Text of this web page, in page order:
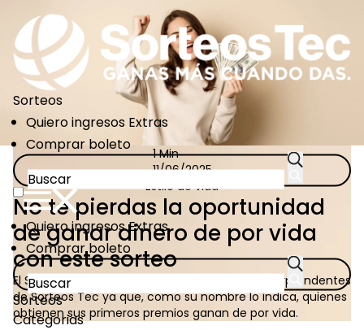
contenido
principal
Sorteos
CTA
Links
Quiero ingresos Extras
Comprar boleto
CTA
Links
Quiero ingresos Extras
Comprar boleto
Sorteos
Categorias
1 Min
11/06/2025
Estilo de vida
No te pierdas la oportunidad
de ganar dinero de por vida
con este sorteo
El Sorteo Dinero De X Vida es uno de los más sorprendentes
deSorteos Tecya que, como su nombre lo indica, quienes
obtienen sus primeros premios ganan de por vida.